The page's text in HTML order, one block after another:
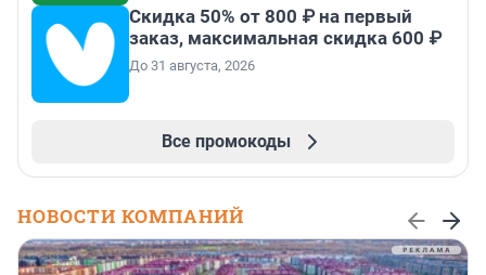
Скидка 50% от 800 ₽ на первый
заказ, максимальная скидка 600 ₽
До 31 августа, 2026
Все промокоды
НОВОСТИ КОМПАНИЙ